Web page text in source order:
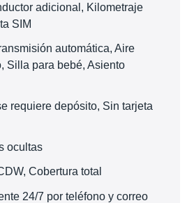
adicional, Kilometraje
SIM
automática, Aire
Silla para bebé, Asiento
requiere depósito, Sin tarjeta
ocultas
Cobertura total
24/7 por teléfono y correo